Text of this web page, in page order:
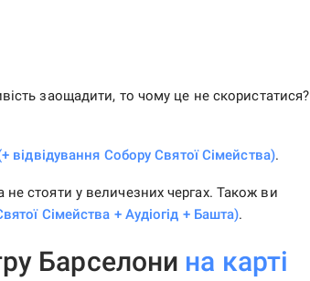
заощадити, то чому це не скористатися?
відвідування Собору Святої Сімейства).
стояти у величезних чергах. Також ви
Сімейства + Аудіогід + Башта).
Барселони на карті